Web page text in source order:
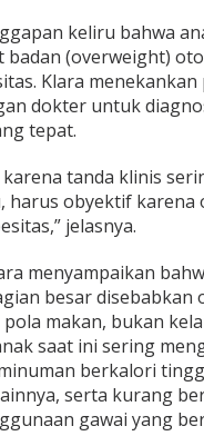
keliru bahwa
badan (overweight)
Klara
dokter untuk
tepat.
tanda klinis
harus obyektif karena
jelasnya.
menyampaikan
besar disebabkan
makan, bukan
saat ini sering
berkalori
serta kurang
gawai yang